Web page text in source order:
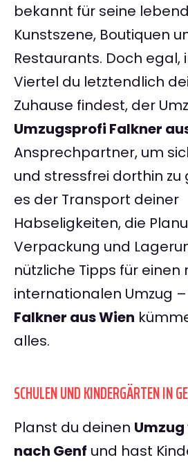
bekannt für seine
Kunstszene, Boutiquen
Restaurants. Doch egal,
Viertel du letztendlich
Zuhause findest, der
Umzugsprofi Falkner
Ansprechpartner, um
und stressfrei dorthin zu
es der Transport deiner
Habseligkeiten, die
Verpackung und
nützliche Tipps für
internationalen Umzug –
Falkner aus Wien
alles.
SCHULEN UND KINDERGÄRTEN IN
Planst du deinen
nach Genf und hast